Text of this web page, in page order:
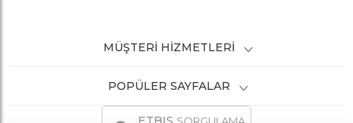
MÜŞTERI HIZMETLERI
POPÜLER SAYFALAR